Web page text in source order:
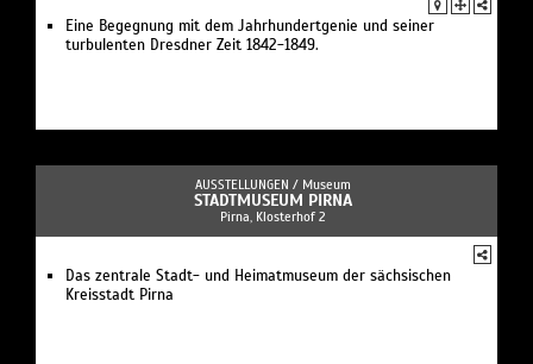
Eine Begegnung mit dem Jahrhundertgenie und seiner
turbulenten Dresdner Zeit 1842-1849.
AUSSTELLUNGEN / Museum
STADTMUSEUM PIRNA
Pirna, Klosterhof 2
Das zentrale Stadt- und Heimatmuseum der sächsischen
Kreisstadt Pirna